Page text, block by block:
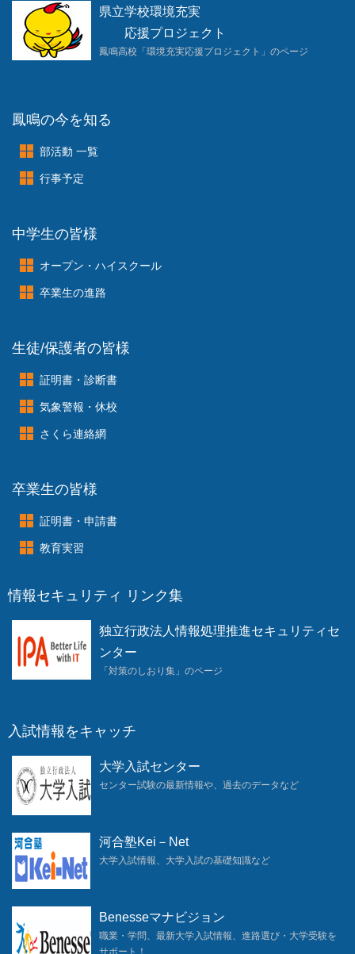
県立学校環境充実
応援プロジェクト
鳳鳴高校「環境充実応援プロジェクト」のページ
鳳鳴の今を知る
部活動 一覧
行事予定
中学生の皆様
オープン・ハイスクール
卒業生の進路
生徒/保護者の皆様
証明書・診断書
気象警報・休校
さくら連絡網
卒業生の皆様
証明書・申請書
教育実習
情報セキュリティ リンク集
独立行政法人情報処理推進セキュリティセ
ンター
「対策のしおり集」のページ
入試情報をキャッチ
大学入試センター
センター試験の最新情報や、過去のデータなど
河合塾Kei－Net
大学入試情報、大学入試の基礎知識など
Benesseマナビジョン
職業・学問、最新大学入試情報、進路選び・大学受験を